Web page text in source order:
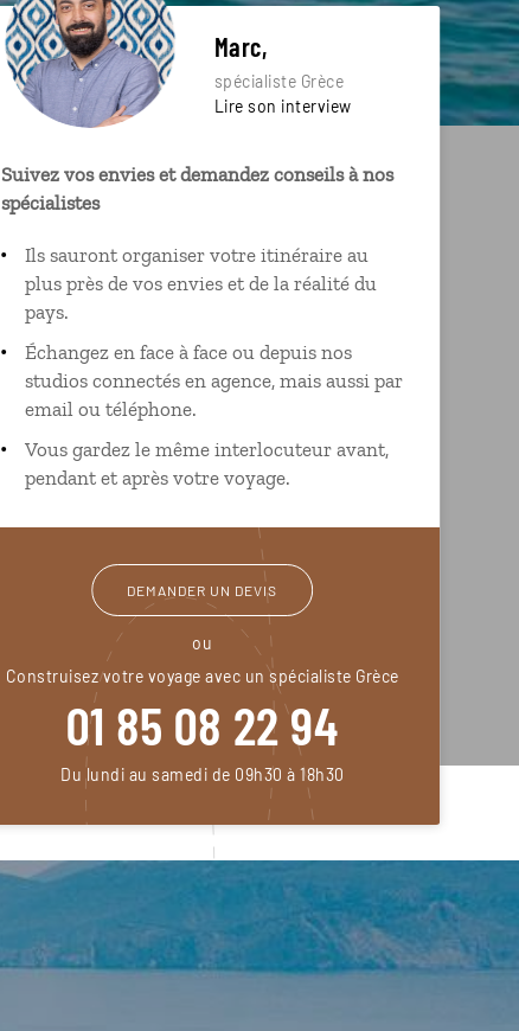
Marc,
spécialiste Grèce
Lire son interview
Suivez vos envies et demandez conseils à nos
spécialistes
Ils sauront organiser votre itinéraire au
plus près de vos envies et de la réalité du
pays.
Échangez en face à face ou depuis nos
studios connectés en agence, mais aussi par
email ou téléphone.
Vous gardez le même interlocuteur avant,
pendant et après votre voyage.
DEMANDER UN DEVIS
ou
Construisez votre voyage avec un spécialiste Grèce
01 85 08 22 94
Du lundi au samedi de 09h30 à 18h30